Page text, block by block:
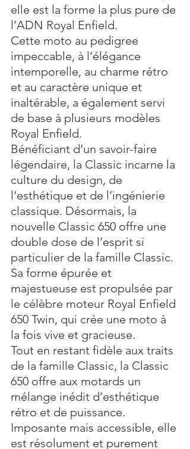
elle est la forme la plus pure de
l’ADN Royal Enfield.
Cette moto au pedigree
impeccable, à l’élégance
intemporelle, au charme rétro
et au caractère unique et
inaltérable, a également servi
de base à plusieurs modèles
Royal Enfield.
Bénéficiant d’un savoir-faire
légendaire, la Classic incarne la
culture du design, de
l’esthétique et de l’ingénierie
classique. Désormais, la
nouvelle Classic 650 offre une
double dose de l’esprit si
particulier de la famille Classic.
Sa forme épurée et
majestueuse est propulsée par
le célèbre moteur Royal Enfield
650 Twin, qui crée une moto à
la fois vive et gracieuse.
Tout en restant fidèle aux traits
de la famille Classic, la Classic
650 offre aux motards un
mélange inédit d’esthétique
rétro et de puissance.
Imposante mais accessible, elle
est résolument et purement